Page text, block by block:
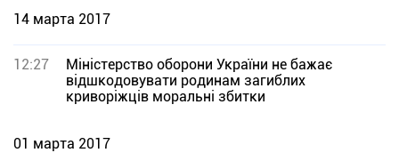
14 марта 2017
12:27
Міністерство оборони України не бажає
відшкодовувати родинам загиблих
криворіжців моральні збитки
01 марта 2017